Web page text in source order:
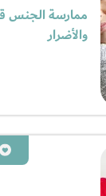
ممارسة الجنس
والأضرار